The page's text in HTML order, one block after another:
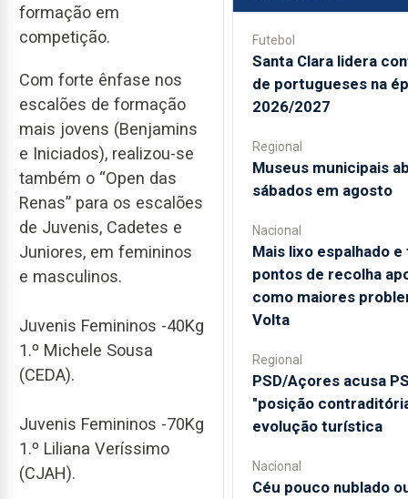
formação em
competição.
Com forte ênfase nos
escalões de formação
mais jovens (Benjamins
e Iniciados), realizou-se
também o “Open das
Renas” para os escalões
de Juvenis, Cadetes e
Juniores, em femininos
e masculinos.
Juvenis Femininos -40Kg
1.º Michele Sousa
(CEDA).
Juvenis Femininos -70Kg
1.º Liliana Veríssimo
(CJAH).
Futebol
Santa Clara lidera
de portugueses na
2026/2027
Regional
Museus municipais
sábados em agosto
Nacional
Mais lixo espalhado
pontos de recolha
como maiores
Volta
Regional
PSD/Açores acusa
"posição
evolução turística
Nacional
Céu pouco nublado